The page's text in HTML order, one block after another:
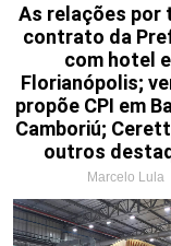
As relações por
contrato da
com hotel
Florianópolis;
propõe CPI em
Camboriú;
outros
Marcelo Lula